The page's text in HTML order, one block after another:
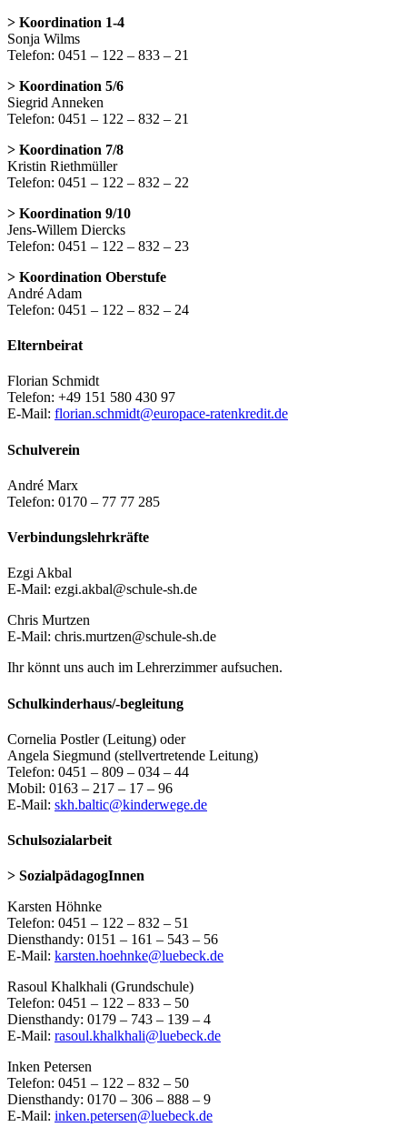
> Koordination 1-4
Sonja Wilms
Telefon: 0451 – 122 – 833 – 21
> Koordination 5/6
Siegrid Anneken
Telefon: 0451 – 122 – 832 – 21
> Koordination 7/8
Kristin Riethmüller
Telefon: 0451 – 122 – 832 – 22
> Koordination 9/10
Jens-Willem Diercks
Telefon: 0451 – 122 – 832 – 23
> Koordination Oberstufe
André Adam
Telefon: 0451 – 122 – 832 – 24
Elternbeirat
Florian Schmidt
Telefon: +49 151 580 430 97
E-Mail: florian.schmidt@europace-ratenkredit.de
Schulverein
André Marx
Telefon: 0170 – 77 77 285
Verbindungslehrkräfte
Ezgi Akbal
E-Mail: ezgi.akbal@schule-sh.de
Chris Murtzen
E-Mail: chris.murtzen@schule-sh.de
Ihr könnt uns auch im Lehrerzimmer aufsuchen.
Schulkinderhaus/-begleitung
Cornelia Postler (Leitung) oder
Angela Siegmund (stellvertretende Leitung)
Telefon: 0451 – 809 – 034 – 44
Mobil: 0163 – 217 – 17 – 96
E-Mail: skh.baltic@kinderwege.de
Schulsozialarbeit
> SozialpädagogInnen
Karsten Höhnke
Telefon: 0451 – 122 – 832 – 51
Diensthandy: 0151 – 161 – 543 – 56
E-Mail: karsten.hoehnke@luebeck.de
Rasoul Khalkhali (Grundschule)
Telefon: 0451 – 122 – 833 – 50
Diensthandy: 0179 – 743 – 139 – 4
E-Mail: rasoul.khalkhali@luebeck.de
Inken Petersen
Telefon: 0451 – 122 – 832 – 50
Diensthandy: 0170 – 306 – 888 – 9
E-Mail: inken.petersen@luebeck.de